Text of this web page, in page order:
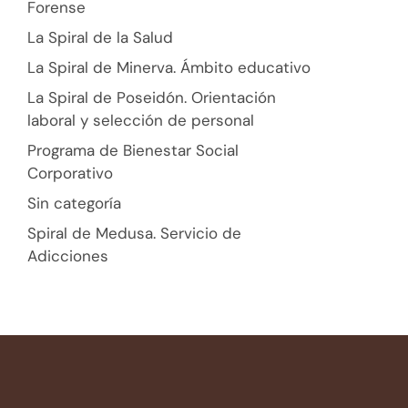
Forense
La Spiral de la Salud
La Spiral de Minerva. Ámbito educativo
La Spiral de Poseidón. Orientación
laboral y selección de personal
Programa de Bienestar Social
Corporativo
Sin categoría
Spiral de Medusa. Servicio de
Adicciones